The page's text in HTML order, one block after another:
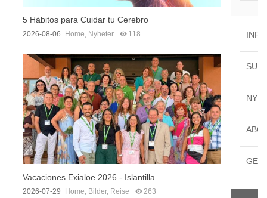
5 Hábitos para Cuidar tu Cerebro
2026-08-06 Home Nyheter 118
Vacaciones Exialoe 2026 - Islantilla
2026-07-29 Home Bilder, Reise 263
GET